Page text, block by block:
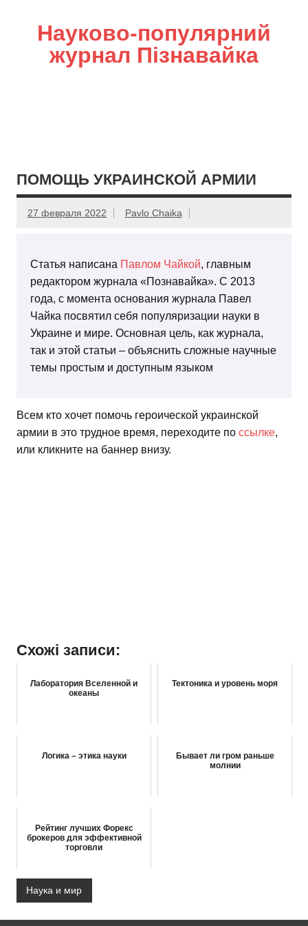
Науково-популярний
журнал Пізнавайка
ПОМОЩЬ УКРАИНСКОЙ АРМИИ
27 февраля 2022 Pavlo Chaika
Статья написана Павлом Чайкой, главным
редактором журнала «Познавайка». С 2013
года, с момента основания журнала Павел
Чайка посвятил себя популяризации науки в
Украине и мире. Основная цель, как журнала,
так и этой статьи – объяснить сложные научные
темы простым и доступным языком
Всем кто хочет помочь героической украинской
армии в это трудное время, переходите по ссылке,
или кликните на баннер внизу.
Схожі записи:
Лаборатория Вселенной и
океаны
Тектоника и уровень моря
Логика – этика науки
Бывает ли гром раньше
молнии
Рейтинг лучших Форекс
брокеров для эффективной
торговли
Наука и мир